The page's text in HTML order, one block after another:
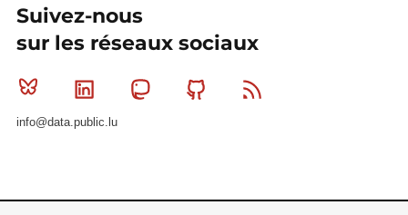
Suivez-nous
sur les réseaux sociaux
Bluesky Linkedin MastodonGithub
info@data.public.lu